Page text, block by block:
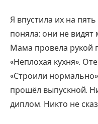
Я впустила их на
поняла: они не
Мама провела рукой
«Неплохая кухня».
«Строили
прошёл выпускной.
диплом. Никто не